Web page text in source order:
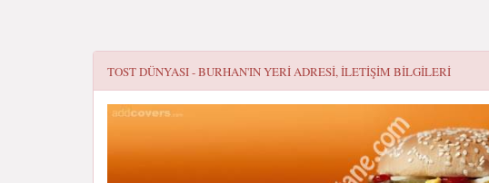
TOST DÜNYASI - BURHAN'IN YERIADRESI, ILETIŞIM BILGILERI